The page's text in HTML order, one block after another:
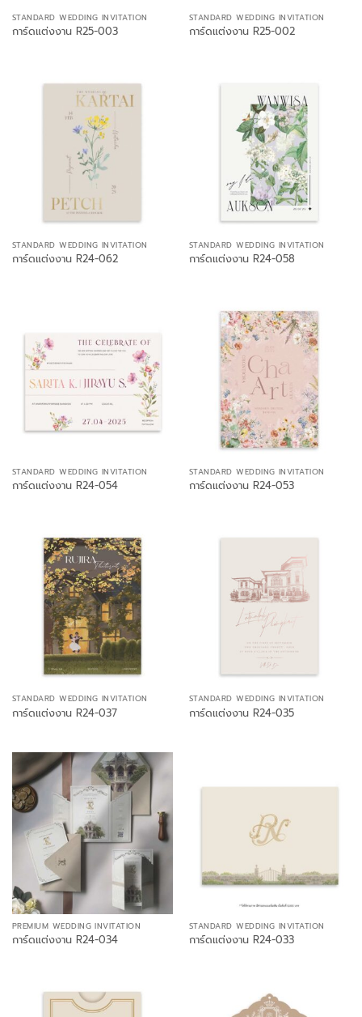
STANDARD WEDDING INVITATION
การ์ดแต่งงาน R25-003
STANDARD WEDDING INVITATION
การ์ดแต่งงาน R25-002
STANDARD WEDDING INVITATION
การ์ดแต่งงาน R24-062
STANDARD WEDDING INVITATION
การ์ดแต่งงาน R24-058
STANDARD WEDDING INVITATION
การ์ดแต่งงาน R24-054
STANDARD WEDDING INVITATION
การ์ดแต่งงาน R24-053
STANDARD WEDDING INVITATION
การ์ดแต่งงาน R24-037
STANDARD WEDDING INVITATION
การ์ดแต่งงาน R24-035
PREMIUM WEDDING INVITATION
การ์ดแต่งงาน R24-034
STANDARD WEDDING INVITATION
การ์ดแต่งงาน R24-033